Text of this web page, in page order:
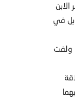
بل في
ولفت